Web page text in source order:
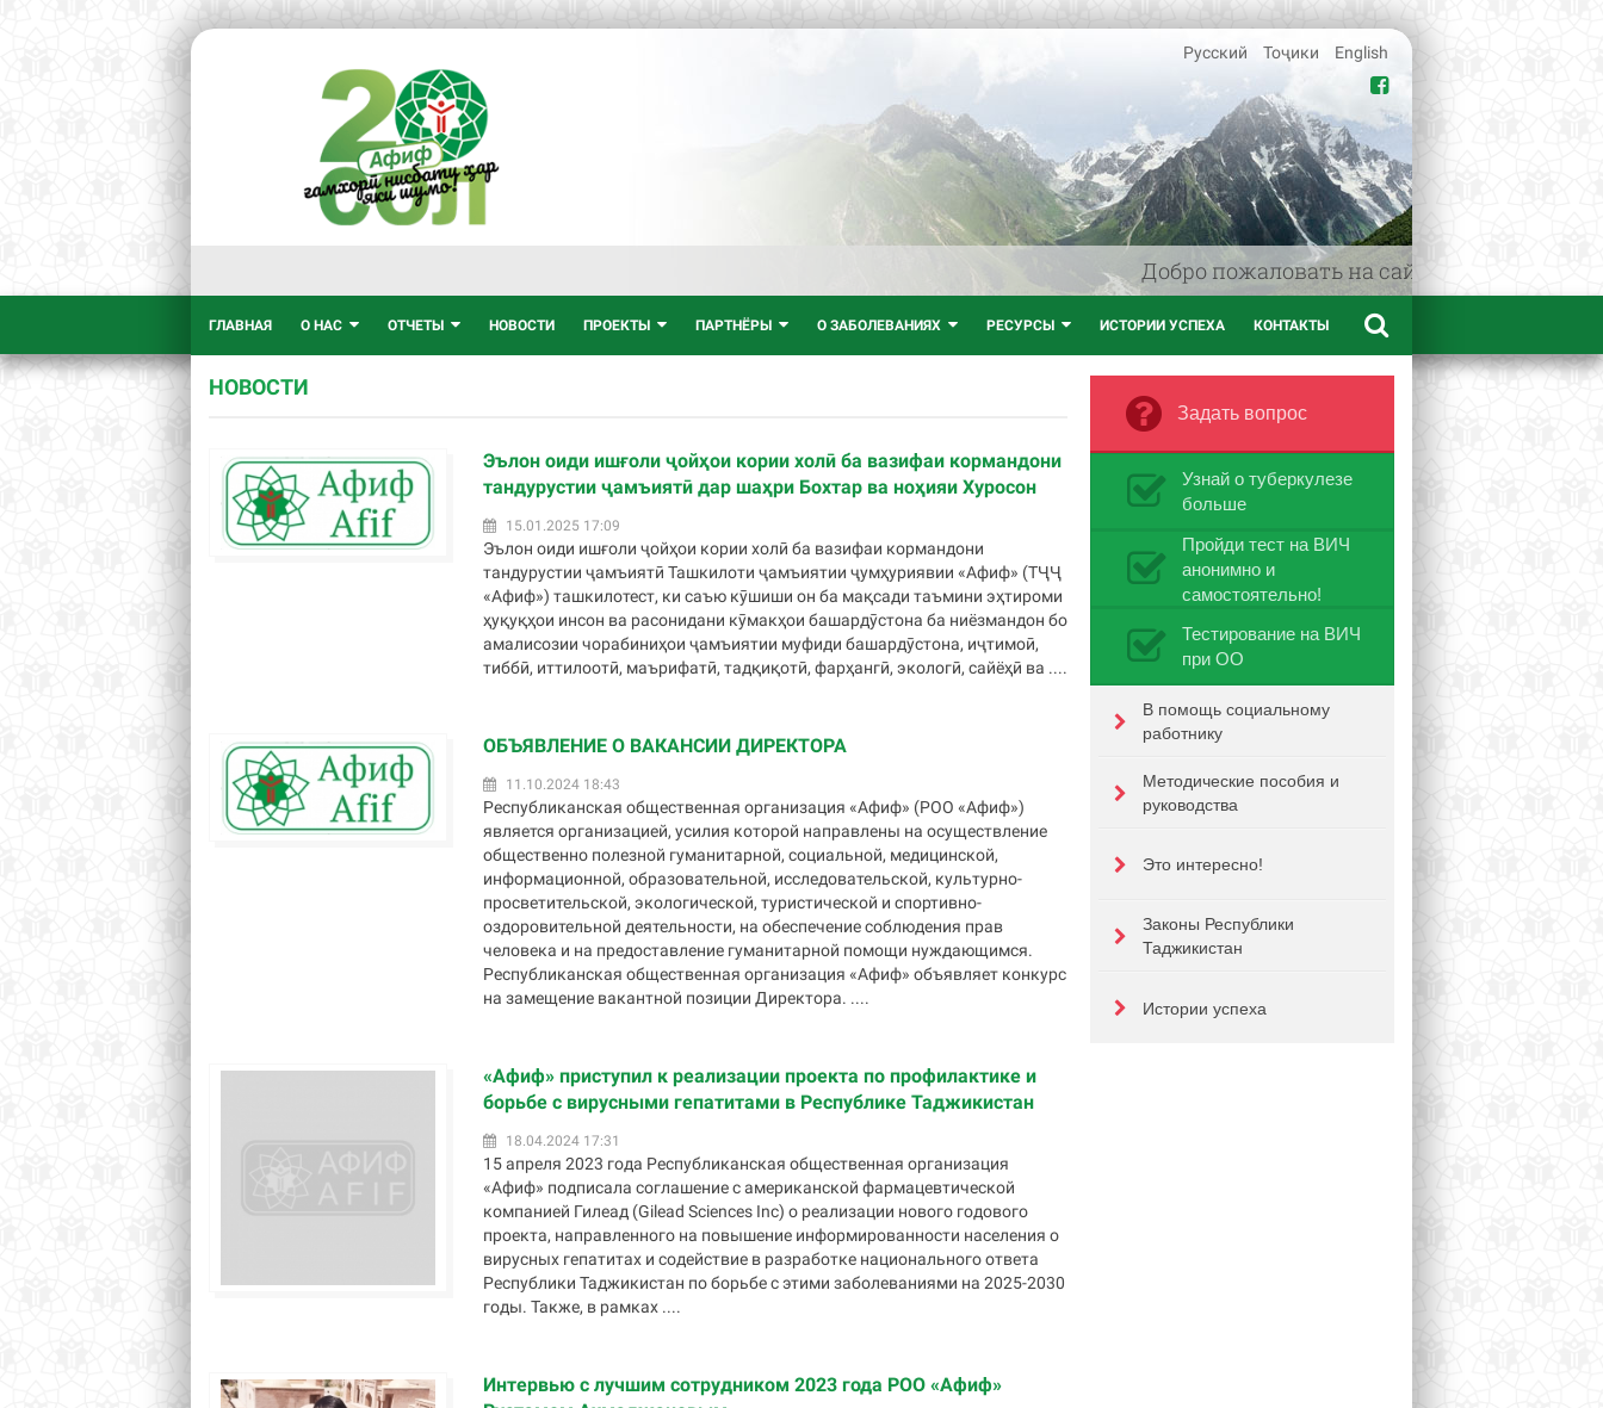
Добро пожаловать на сайт www.afif.tj -
Русский Тоҷики English
ГЛАВНАЯ О НАС ОТЧЕТЫ НОВОСТИ ПРОЕКТЫ ПАРТНЁРЫ О ЗАБОЛЕВАНИЯХ РЕСУРСЫ ИСТОРИИ УСПЕХА КОНТАКТЫ
НОВОСТИ
Эълон оиди ишғоли ҷойҳои кории холӣ ба вазифаи кормандони
тандурустии ҷамъиятӣ дар шаҳри Бохтар ва ноҳияи Хуросон
15.01.2025 17:09
Эълон оиди ишғоли ҷойҳои кории холӣ ба вазифаи кормандони
тандурустии ҷамъиятӣ Ташкилоти ҷамъиятии ҷумҳуриявии «Афиф» (ТҶҶ
«Афиф») ташкилотест, ки саъю кӯшиши он ба мақсади таъмини эҳтироми
ҳуқуқҳои инсон ва расонидани кӯмакҳои башардӯстона ба ниёзмандон бо
амалисозии чорабиниҳои ҷамъиятии муфиди башардӯстона, иҷтимоӣ,
тиббӣ, иттилоотӣ, маърифатӣ, тадқиқотӣ, фарҳангӣ, экологӣ, сайёҳӣ ва ....
ОБЪЯВЛЕНИЕ О ВАКАНСИИ ДИРЕКТОРА
11.10.2024 18:43
Республиканская общественная организация «Афиф» (РОО «Афиф»)
является организацией, усилия которой направлены на осуществление
общественно полезной гуманитарной, социальной, медицинской,
информационной, образовательной, исследовательской, культурно-
просветительской, экологической, туристической и спортивно-
оздоровительной деятельности, на обеспечение соблюдения прав
человека и на предоставление гуманитарной помощи нуждающимся.
Республиканская общественная организация «Афиф» объявляет конкурс
на замещение вакантной позиции Директора. ....
«Афиф» приступил к реализации проекта по профилактике и
борьбе с вирусными гепатитами в Республике Таджикистан
18.04.2024 17:31
15 апреля 2023 года Республиканская общественная организация
«Афиф» подписала соглашение с американской фармацевтической
компанией Гилеад (Gilead Sciences Inc) о реализации нового годового
проекта, направленного на повышение информированности населения о
вирусных гепатитах и содействие в разработке национального ответа
Республики Таджикистан по борьбе с этими заболеваниями на 2025-2030
годы. Также, в рамках ....
Интервью с лучшим сотрудником 2023 года РОО «Афиф»
Задать вопрос
Узнай о туберкулезе
больше
Пройди тест на ВИЧ
анонимно и
самостоятельно!
Тестирование на ВИЧ
при ОО
В помощь социальному
работнику
Методические пособия и
руководства
Это интересно!
Законы Республики
Таджикистан
Истории успеха